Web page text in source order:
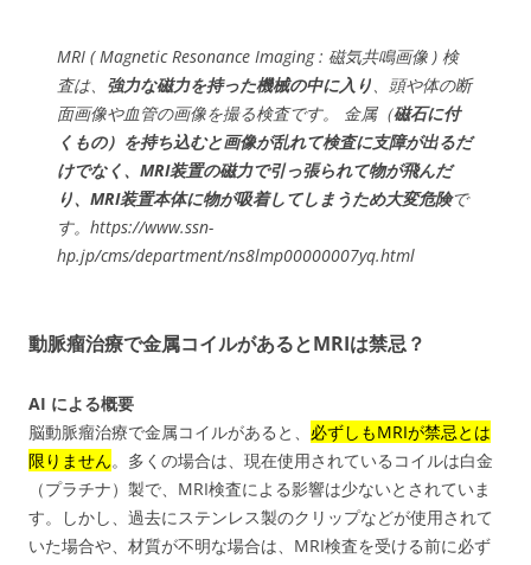
MRI ( Magnetic Resonance Imaging : 磁気共鳴画像 ) 検
査は、 強力な磁力を持った機械の中に入り、頭や体の断
面画像や血管の画像を撮る検査です。 金属（磁石に付
くもの）を持ち込むと画像が乱れて検査に支障が出るだ
けでなく、MRI装置の磁力で引っ張られて物が飛んだ
り、MRI装置本体に物が吸着してしまうため大変危険で
す。https://www.ssn-
hp.jp/cms/department/ns8lmp00000007yq.html
動脈瘤治療で金属コイルがあるとMRIは禁忌？
AI による概要
脳動脈瘤治療で金属コイルがあると、 必ずしもMRIが禁忌とは
限りません。 多くの場合は、現在使用されているコイルは白金
（プラチナ）製で、MRI検査による影響は少ないとされていま
す。
しかし、過去にステンレス製のクリップなどが使用されて
いた場合や、材質が不明な場合は、MRI検査を受ける前に必ず